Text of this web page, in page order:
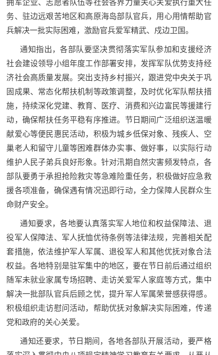
国
防
弟
兵
子
弟
兵
国
防
动
员
国
防
动
员
人
民
防
民
防
空
防
智
库
国
防
库
雄
模
拥军企业、志愿者队伍等社会各界力量关心关爱执行重大任
务、驻边远艰苦地区和高原海岛部队官兵，用心用情帮助官
兵解决一批实际困难，激励官兵爱军精武、戍边卫国。
通知指出，各部队要坚决贯彻落实军队参加和支援经济
社会建设领导小组年度工作部署安排，发挥军队优势支持经
济社会高质量发展。突出支持乡村振兴，跟进党中央关于巩
固成果、常态化帮扶机制等政策调整，及时优化军队帮扶措
施，持续深化党建、教育、医疗、消费和兴边富民等援建行
动，确保帮扶任务平稳有序推进。节日期间广泛组织送温暖
献爱心等便民惠民活动，积极为城乡低保对象、残疾人、空
巢老人和留守儿童等困难群体办实事、做好事，以实际行动
维护人民子弟兵良好形象。针对汛期自然灾害频发特点，各
部队要勇于承担抢险救灾等急难险重任务，积极做好应急救
援各项准备，确保遇有情况迅即行动，全力保障人民群众生
命财产安全。
通知要求，各地要认真落实军人地位和权益保障法、退
役军人保障法、军人抚恤优待条例等法律法规，完善相关配
套措施，依法维护军人军属、退役军人和其他优抚对象合法
权益。各地特别是驻军集中的地区，要在节日前后通过组织
随军未就业家属专场招聘、走访关爱军人家庭等方式，集中
解决一批部队官兵后顾之忧，提升军人军属荣誉感获得感。
积极组织走访慰问活动，帮助优抚对象解决实际困难，传递
党和政府的关心关爱。
通知还要求，节日期间，各地各部队开展活动，要严格